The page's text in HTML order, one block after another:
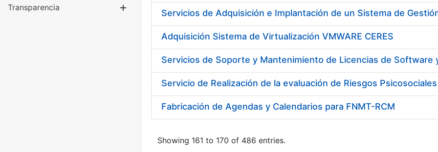
Transparencia Show/Hide
Adquisición Sistema de Virtualización VMWARE CERES
Fabricación de Agendas y Calendarios para FNMT-RCM
Showing 161 to 170 of 486 entries.